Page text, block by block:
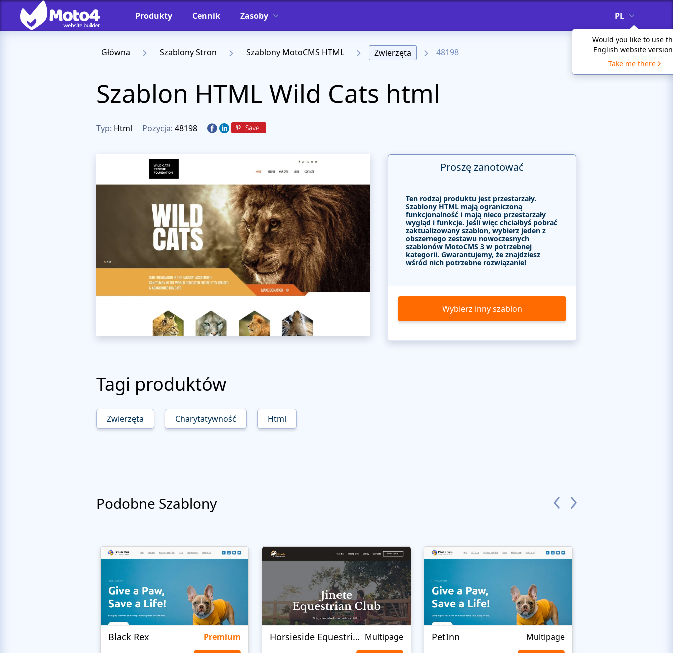
Produkty Cennik Zasoby PL
Would you like to use
English website
Take me there
Główna Szablony Stron Szablony MotoCMS HTML Zwierzęta 48198
Szablon HTML Wild Cats html
Typ: Html Pozycja: 48198
Tagi produktów
Zwierzęta Charytatywność Html
Proszę zanotować
Ten rodzaj produktu jest przestarzały.
Szablony HTML mają ograniczoną
funkcjonalność i mają nieco przestarzały
wygląd i funkcje. Jeśli więc chciałbyś pobrać
zaktualizowany szablon, wybierz jeden z
obszernego zestawu nowoczesnych
szablonów MotoCMS 3 w potrzebnej
kategorii. Gwarantujemy, że znajdziesz
wśród nich potrzebne rozwiązanie!
Wybierz inny szablon
Podobne Szablony
Black Rex Premium Horsieside Equestrian Multipage PetInn Multipage